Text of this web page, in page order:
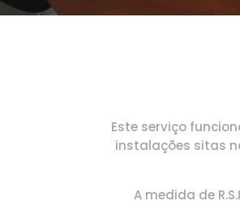
Este serviço
instalações sitas
A medida de